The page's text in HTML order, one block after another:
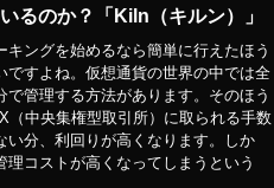
るのか？「Kiln（キルン）」
キングを始めるなら簡単に行えたほう
ですよね。仮想通貨の世界の中では全
で管理する方法があります。そのほう
（中央集権型取引所）に取られる手数
い分、利回りが高くなります。しか
理コストが高くなってしまうという